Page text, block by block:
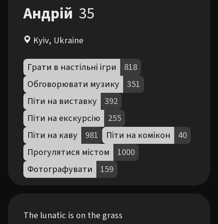
Андрій 35
Kyiv, Ukraine
Грати в настільні ігри
818
Обговорювати музику
351
Піти на виставку
392
Піти на екскурсію
255
Піти на каву
981 Піти на комікон
40
Прогулятися містом
1000
Фотографувати
159
The lunatic is on the grass